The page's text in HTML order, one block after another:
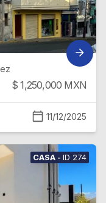
$1,250,000 MXN
11/12/2025
CASA - ID 274